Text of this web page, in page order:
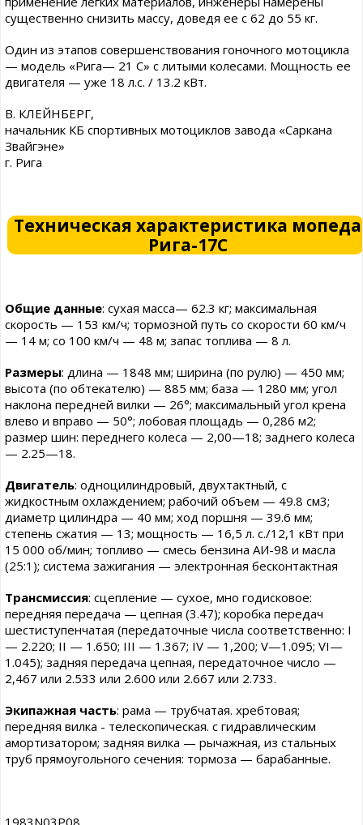
существенно снизить массу, доведя ее с 62 до 55 кг.
Один из этапов совершенствования гоночного мотоцикла
— модель «Рига— 21 С» с литыми колесами. Мощность ее
двигателя — уже 18 л.с. / 13.2 кВт.
В. КЛЕЙНБЕРГ,
начальник КБ спортивных мотоциклов завода «Саркана
Звайгэне»
г. Рига
Техническая характеристика мопеда
Рига-17С
Общие данные: сухая масса— 62.3 кг; максимальная
скорость — 153 км/ч; тормозной путь со скорости 60 км/ч
— 14 м; со 100 км/ч — 48 м; запас топлива — 8 л.
Размеры: длина — 1848 мм; ширина (по рулю) — 450 мм;
высота (по обтекателю) — 885 мм; база — 1280 мм; угол
наклона передней вилки — 26°; максимальный угол крена
влево и вправо — 50°; лобовая площадь — 0,286 м2;
размер шин: переднего колеса — 2,00—18; заднего колеса
— 2.25—18.
Двигатель: одноцилиндровый, двухтактный, с
жидкостным охлаждением; рабочий объем — 49.8 см3;
диаметр цилиндра — 40 мм; ход поршня — 39.6 мм;
степень сжатия — 13; мощность — 16,5 л. с./12,1 кВт при
15 000 об/мин; топливо — смесь бензина АИ-98 и масла
(25:1); система зажигания — электронная бесконтактная
Трансмиссия: сцепление — сухое, мно годисковое:
передняя передача — цепная (3.47); коробка передач
шестиступенчатая (передаточные числа соответственно: I
— 2.220; II — 1.650; III — 1.367; IV — 1,200; V—1.095; VI—
1.045); задняя передача цепная, передаточное число —
2,467 или 2.533 или 2.600 или 2.667 или 2.733.
Экипажная часть: рама — трубчатая. хребтовая;
передняя вилка - телескопическая. с гидравлическим
амортизатором; задняя вилка — рычажная, из стальных
труб прямоугольного сечения: тормоза — барабанные.
1983N03P08